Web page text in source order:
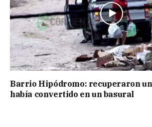
Barrio Hipódromo: recuperaron un
había convertido en un basural